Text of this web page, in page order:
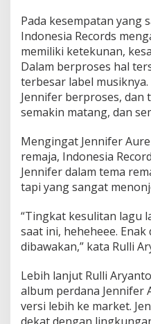
Pada kesempatan yang
Indonesia Records
memiliki ketekunan,
Dalam berproses hal
terbesar label
Jennifer berproses, dan
semakin matang, dan
Mengingat Jennifer
remaja, Indonesia
Jennifer dalam tema
tapi yang sangat
“Tingkat kesulitan lagu
saat ini, heheheee.
dibawakan,” kata Rulli
Lebih lanjut Rulli
album perdana Jennifer
versi lebih ke market.